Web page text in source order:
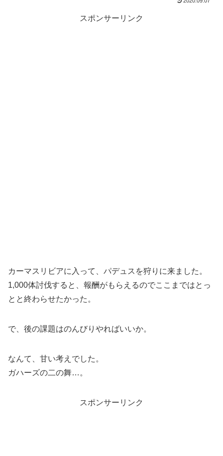
スポンサーリンク
カーマスリビアに入って、パデュスを狩りに来ました。
1,000体討伐すると、報酬がもらえるのでここまではとっ
とと終わらせたかった。
で、後の課題はのんびりやればいいか。
なんて、甘い考えでした。
ガハーズの二の舞…。
スポンサーリンク